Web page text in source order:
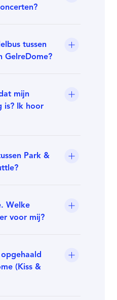
tussen
GelreDome?
mijn
is? Ik hoor
Park &
Welke
voor mij?
(Kiss &